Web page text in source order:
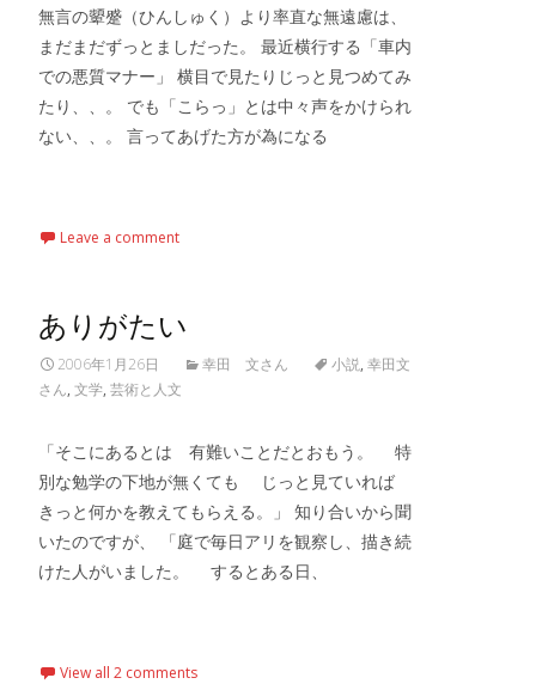
無言の顰蹙（ひんしゅく）より率直な無遠慮は、
まだまだずっとましだった。 最近横行する「車内
での悪質マナー」 横目で見たりじっと見つめてみ
たり、、。 でも「こらっ」とは中々声をかけられ
ない、、。 言ってあげた方が為になる
Leave a comment
ありがたい
2006年1月26日 幸田 文さん 小説, 幸田文
さん, 文学, 芸術と人文
「そこにあるとは 有難いことだとおもう。 特
別な勉学の下地が無くても じっと見ていれば
きっと何かを教えてもらえる。」 知り合いから聞
いたのですが、 「庭で毎日アリを観察し、描き続
けた人がいました。 するとある日、
View all 2 comments